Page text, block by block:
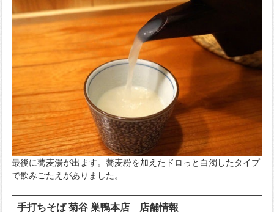
最後に蕎麦湯が出ます。蕎麦粉を加えたドロっと白濁したタイプ
で飲みごたえがありました。
手打ちそば 菊谷 巣鴨本店 店舗情報